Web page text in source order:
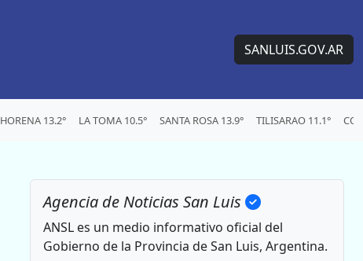
SANLUIS.GOV.AR
13.2° LA TOMA 10.5° SANTA ROSA 13.9° TILISARAO 11.1°
Agencia de Noticias San Luis
ANSL es un medio informativo oficial del
Gobierno de la Provincia de San Luis, Argentina.